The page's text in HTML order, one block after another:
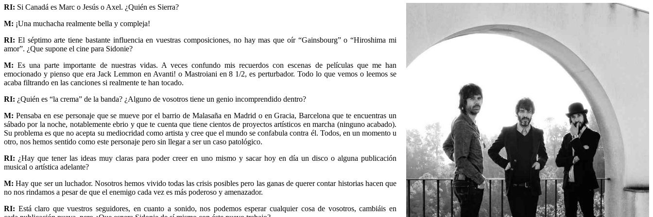
RI: Si Canadá es Marc o Jesús o Axel. ¿Quién es Sierra?
M: ¡Una muchacha realmente bella y compleja!
RI: El séptimo arte tiene bastante influencia en vuestras composiciones, no hay mas que oír “Gainsbourg” o “Hiroshima mi
amor”. ¿Que supone el cine para Sidonie?
M:Es una parte importante de nuestras vidas. A veces confundo mis recuerdos con escenas de películas que me han
emocionado y pienso que era Jack Lemmon en Avanti! o Mastroiani en 8 1/2, es perturbador. Todo lo que vemos o leemos se
acaba filtrando en las canciones si realmente te han tocado.
RI: ¿Quién es “la crema” de la banda? ¿Alguno de vosotros tiene un genio incomprendido dentro?
M: Pensaba en ese personaje que se mueve por el barrio de Malasaña en Madrid o en Gracia, Barcelona que te encuentras un
sábado por la noche, notablemente ebrio y que te cuenta que tiene cientos de proyectos artísticos en marcha (ninguno acabado).
Su problema es que no acepta su mediocridad como artista y cree que el mundo se confabula contra él. Todos, en un momento u
otro, nos hemos sentido como este personaje pero sin llegar a ser un caso patológico.
RI: ¿Hay que tener las ideas muy claras para poder creer en uno mismo y sacar hoy en día un disco o alguna publicación
musical o artística adelante?
M:Hay que ser un luchador. Nosotros hemos vivido todas las crisis posibles pero las ganas de querer contar historias hacen que
no nos rindamos a pesar de que el enemigo cada vez es más poderoso y amenazador.
RI: Está claro que vuestros seguidores, en cuanto a sonido, nos podemos esperar cualquier cosa de vosotros, cambiáis en